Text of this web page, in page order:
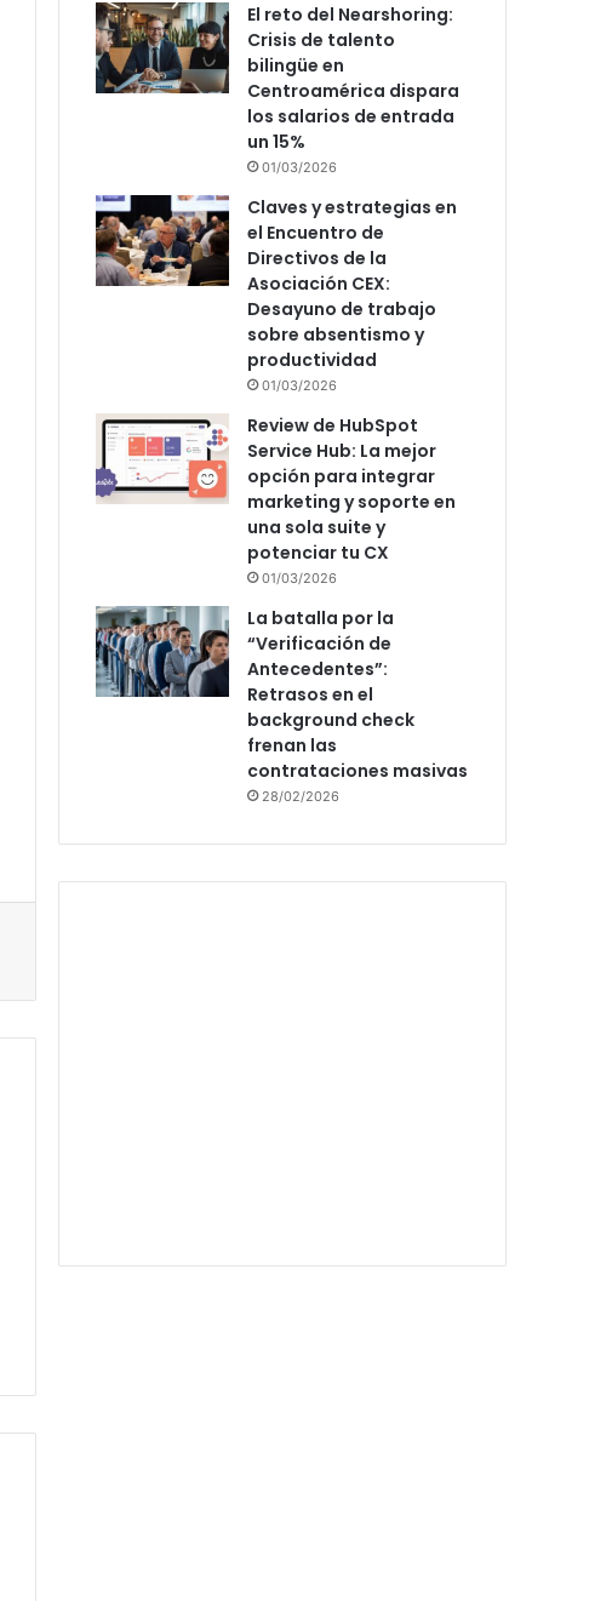
El reto del Nearshoring:
Crisis de talento
bilingüe en
Centroamérica dispara
los salarios de entrada
un 15%
01/03/2026
Claves y estrategias en
el Encuentro de
Directivos de la
Asociación CEX:
Desayuno de trabajo
sobre absentismo y
productividad
01/03/2026
Review de HubSpot
Service Hub: La mejor
opción para integrar
marketing y soporte en
una sola suite y
potenciar tu CX
01/03/2026
La batalla por la
“Verificación de
Antecedentes”:
Retrasos en el
background check
frenan las
contrataciones masivas
28/02/2026